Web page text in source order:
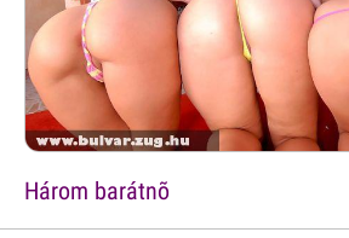
Három barátnõ